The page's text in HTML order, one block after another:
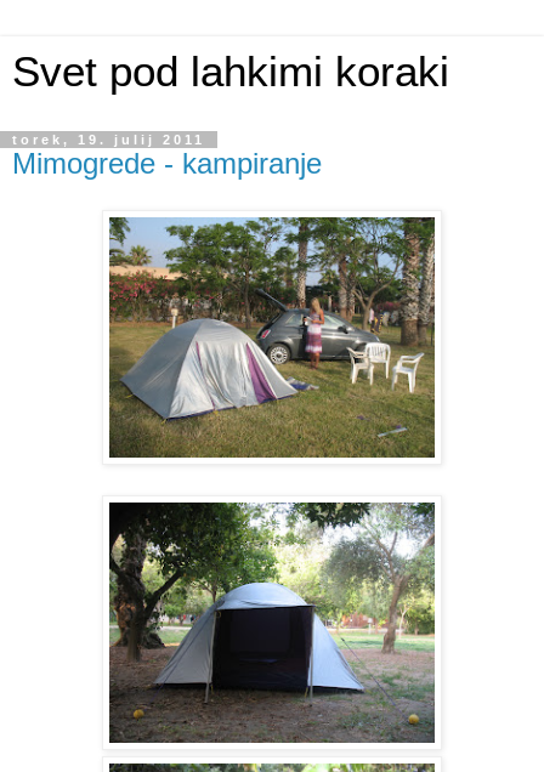
Svet pod lahkimi koraki
torek, 19. julij 2011
Mimogrede - kampiranje